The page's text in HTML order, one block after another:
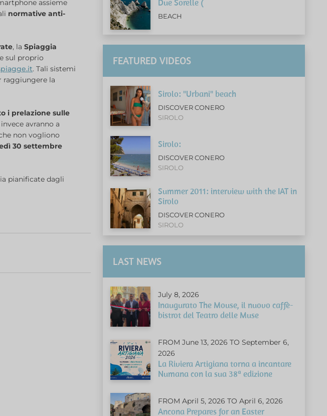
assieme
normative anti-
, la Spiaggia
sul proprio
. Tali sistemi
raggiungere la
i prelazione sulle
avranno a
non vogliono
30 settembre
pianificate dagli
Due Sorelle (
BEACH
FEATURED VIDEOS
Sirolo: "Urbani" beach
DISCOVER CONERO
SIROLO
Sirolo:
DISCOVER CONERO
SIROLO
Summer 2011: interview with the IAT in
Sirolo
DISCOVER CONERO
SIROLO
LAST NEWS
July 8, 2026
Inaugurato The Mouse, il nuovo caffè-
bistrot del Teatro delle Muse
FROM June 13, 2026 TO September 6,
2026
La Riviera Artigiana torna a incantare
Numana con la sua 38ª edizione
FROM April 5, 2026 TO April 6, 2026
Ancona Prepares for an Easter